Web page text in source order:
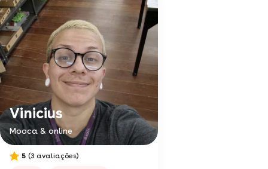
Vinicius
Mooca & online
5 (3 avaliações)